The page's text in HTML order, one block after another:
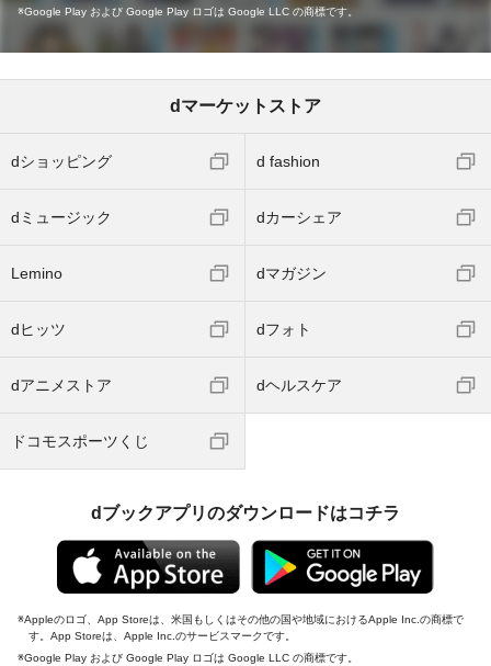
Google Play および Google Play ロゴは Google LLC の商標です。
dマーケットストア
dショッピング d fashion
dミュージック dカーシェア
Lemino dマガジン
dヒッツ dフォト
dアニメストア dヘルスケア
ドコモスポーツくじ
dブックアプリのダウンロードはコチラ
Appleのロゴ、App Storeは、米国もしくはその他の国や地域におけるApple Inc.の商標で
す。App Storeは、Apple Inc.のサービスマークです。
Google Play および Google Play ロゴは Google LLC の商標です。